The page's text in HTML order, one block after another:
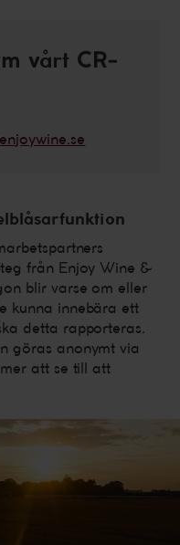
vårt CR-
från Enjoy Wine &
blir varse om eller
kunna innebära ett
detta rapporteras.
göras anonymt via
att se till att